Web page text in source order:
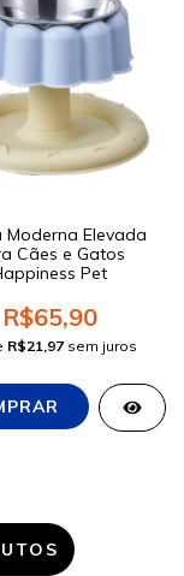
Moderna Elevada
Cães e Gatos
Pet
R$65,90
R$21,97 sem juros